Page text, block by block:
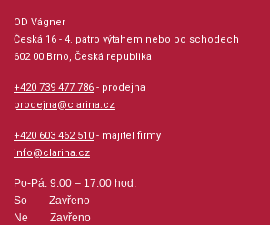
OD Vágner
Česká 16 - 4. patro výtahem nebo po schodech
602 00 Brno, Česká republika
+420 739 477 786 - prodejna
prodejna@clarina.cz
+420 603 462 510 - majitel firmy
info@clarina.cz
Po-Pá: 9:00 – 17:00 hod.
So Zavřeno
Ne Zavřeno